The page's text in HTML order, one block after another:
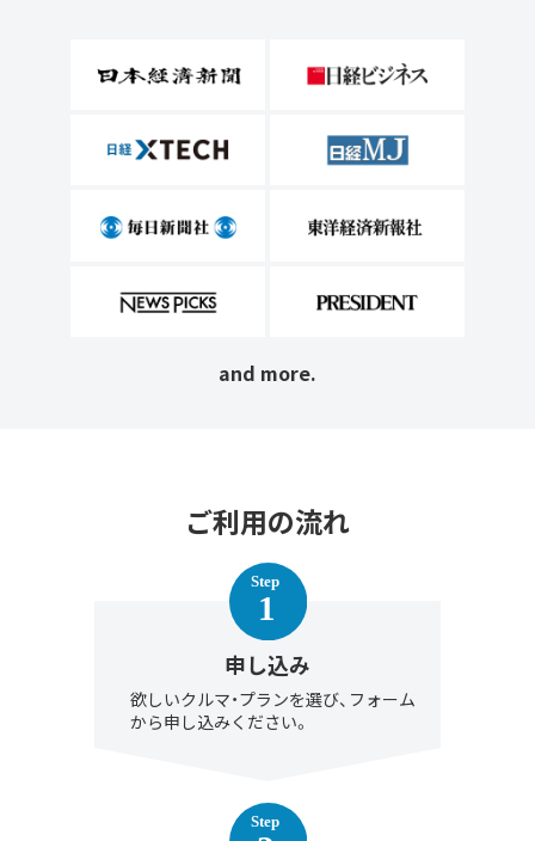
and more.
ご利用の流れ
申し込み
欲しいクルマ・プランを選び、フォーム
から申し込みください。